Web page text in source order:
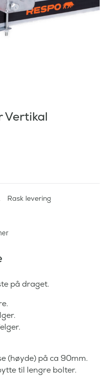
Vertikal
Rask levering
på draget.
(høyde) på ca 90mm.
til lengre bolter.